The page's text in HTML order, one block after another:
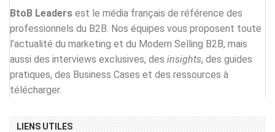
BtoB Leaders est le média français de référence des
professionnels du B2B. Nos équipes vous proposent toute
l’actualité du marketing et du Modern Selling B2B, mais
aussi des interviews exclusives, des insights, des guides
pratiques, des Business Cases et des ressources à
télécharger.
LIENS UTILES